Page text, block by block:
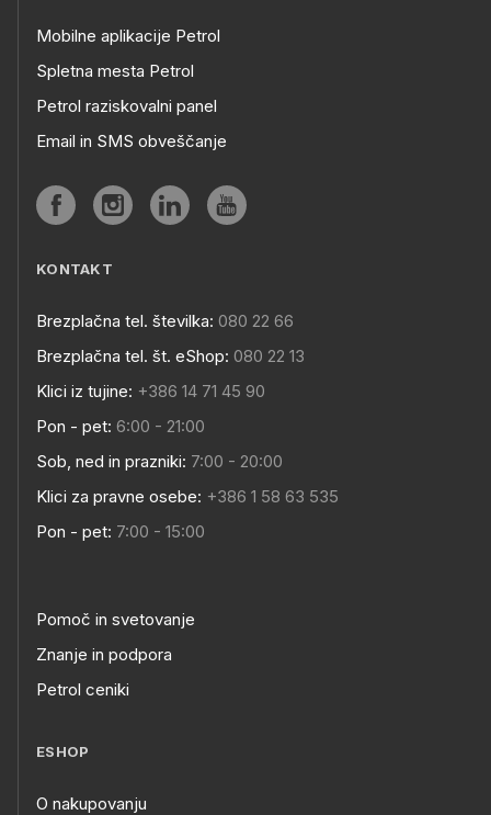
Mobilne aplikacije Petrol
Spletna mesta Petrol
Petrol raziskovalni panel
Email in SMS obveščanje
KONTAKT
Brezplačna tel. številka: 080 22 66
Brezplačna tel. št. eShop: 080 22 13
Klici iz tujine: +386 14 71 45 90
Pon - pet: 6:00 - 21:00
Sob, ned in prazniki: 7:00 - 20:00
Klici za pravne osebe: +386 1 58 63 535
Pon - pet: 7:00 - 15:00
Pomoč in svetovanje
Znanje in podpora
Petrol ceniki
ESHOP
O nakupovanju